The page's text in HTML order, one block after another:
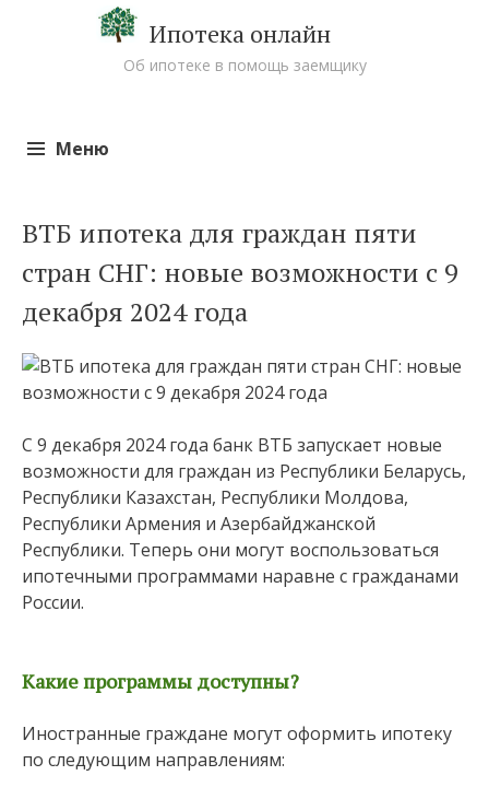
Ипотека онлайн
Об ипотеке в помощь заемщику
Меню
ВТБ ипотека для граждан пяти
стран СНГ: новые возможности с 9
декабря 2024 года
С 9 декабря 2024 года банк ВТБ запускает новые
возможности для граждан из Республики Беларусь,
Республики Казахстан, Республики Молдова,
Республики Армения и Азербайджанской
Республики. Теперь они могут воспользоваться
ипотечными программами наравне с гражданами
России.
Какие программы доступны?
Иностранные граждане могут оформить ипотеку
по следующим направлениям: